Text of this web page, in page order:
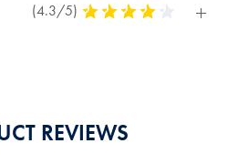
(4.3/5) 4,3
REVIEWS